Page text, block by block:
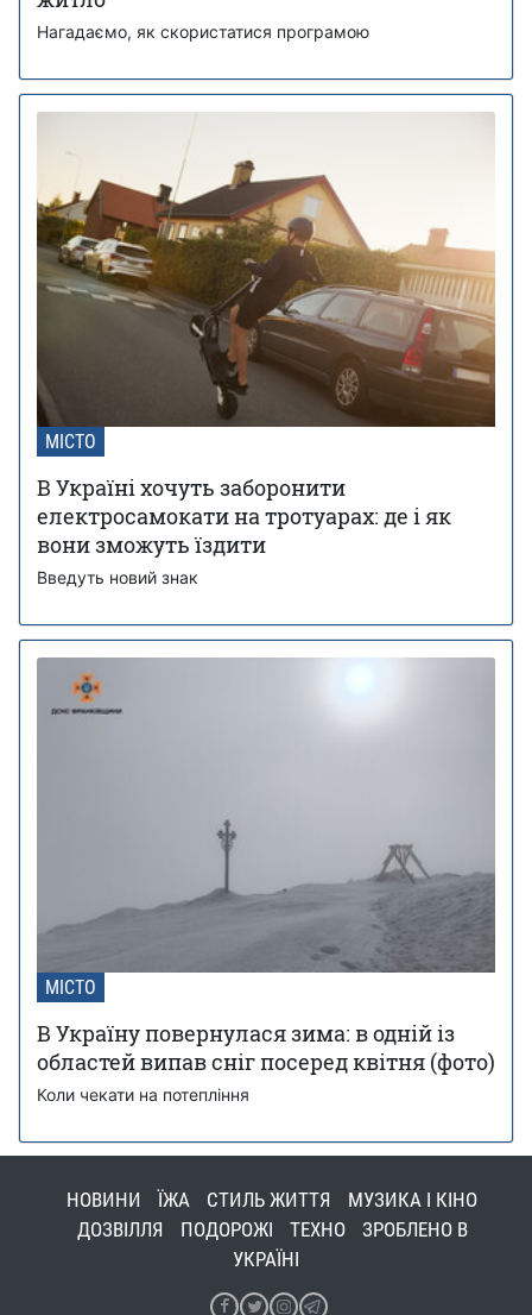
Нагадаємо, як скористатися програмою
МІСТО
В Україні хочуть заборонити
електросамокати на тротуарах: де і як
вони зможуть їздити
Введуть новий знак
МІСТО
В Україну повернулася зима: в одній із
областей випав сніг посеред квітня (фото)
Коли чекати на потепління
НОВИНИ ЇЖА СТИЛЬ ЖИТТЯ
МУЗИКА І КІНО
ДОЗВІЛЛЯ
ПОДОРОЖІ ТЕХНО
ЗРОБЛЕНО В
УКРАЇНІ